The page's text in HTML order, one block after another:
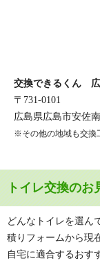
交換できるくん
〒731-0101
広島県広島市安佐
※その他の地域も交換
トイレ交換の
どんなトイレを選ん
積りフォームから現
自宅に適合するおす